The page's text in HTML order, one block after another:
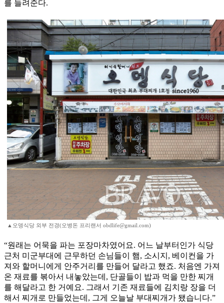
를 들려준다.
▲오뎅식당 외부 전경(오병돈 프리랜서 obdlife@gmail.com)
“원래는 어묵을 파는 포장마차였어요. 어느 날부터인가 식당
근처 미군부대에 근무하던 손님들이 햄, 소시지, 베이컨을 가
져와 할머니에게 안주거리를 만들어 달라고 했죠. 처음엔 가져
온 재료를 볶아서 내놓았는데, 단골들이 밥과 먹을 만한 찌개
를 해달라고 한 거예요. 그래서 기존 재료들에 김치랑 장을 더
해서 찌개로 만들었는데, 그게 오늘날 부대찌개가 됐습니다.”